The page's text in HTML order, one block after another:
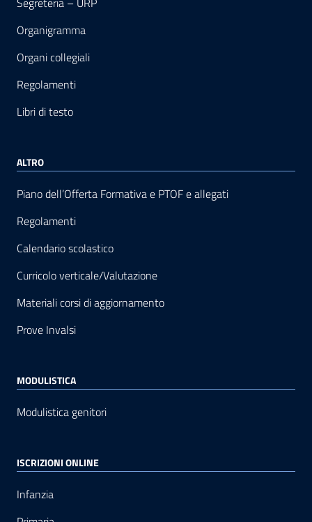
Organigramma
Organi collegiali
Regolamenti
Libri di testo
ALTRO
Piano dell’Offerta Formativa e PTOF e allegati
Regolamenti
Calendario scolastico
Curricolo verticale/Valutazione
Materiali corsi di aggiornamento
Prove Invalsi
MODULISTICA
Modulistica genitori
ISCRIZIONI ONLINE
Infanzia